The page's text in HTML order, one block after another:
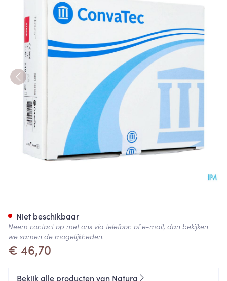
€ 46,70
Niet beschikbaar
Neem contact op met ons via telefoon of e-mail, dan bekijken
we samen de mogelijkheden.
Bekijk alle producten van Natura